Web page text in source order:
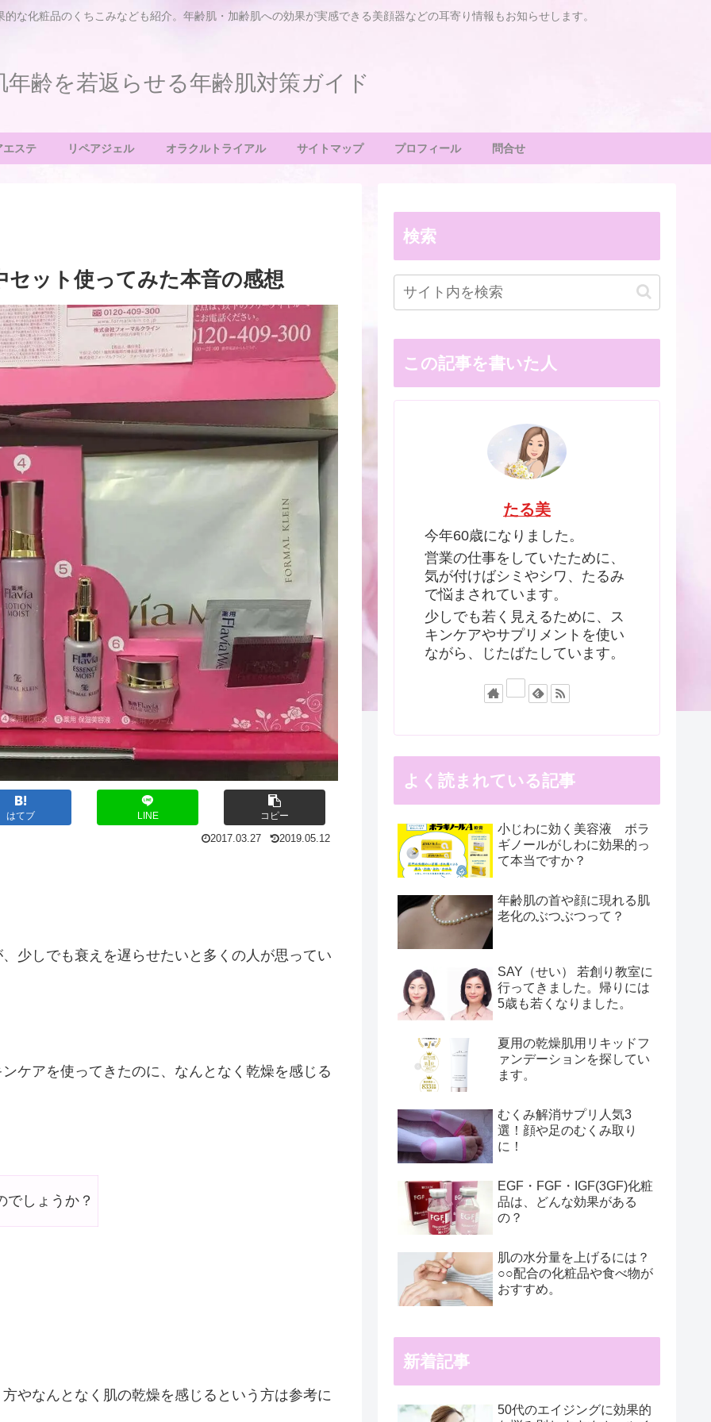
な化粧品のくちこみなども紹介。年齢肌・加齢肌への効果が実感できる美顔器などの耳寄り情報もお知らせします。
年齢を若返らせる年齢肌対策ガイド
エステ リペアジェル オラクルトライアル サイトマップ プロフィール 問合せ
ット使ってみた本音の感想
はてブ LINE コピー
2017.03.27 2019.05.12
少しでも衰えを遅らせたいと多くの人が思ってい
ケアを使ってきたのに、なんとなく乾燥を感じる
でしょうか？
やなんとなく肌の乾燥を感じるという方は参考に
検索
この記事を書いた人
たる美
今年60歳になりました。
営業の仕事をしていたために、
気が付けばシミやシワ、たるみ
で悩まされています。
少しでも若く見えるために、ス
キンケアやサプリメントを使い
ながら、じたばたしています。
よく読まれている記事
小じわに効く美容液 ボラ
ギノールがしわに効果的っ
て本当ですか？
年齢肌の首や顔に現れる肌
老化のぶつぶつって？
SAY（せい） 若創り教室に
行ってきました。帰りには
5歳も若くなりました。
夏用の乾燥肌用リキッドフ
ァンデーションを探してい
ます。
むくみ解消サプリ人気3
選！顔や足のむくみ取り
に！
EGF・FGF・IGF(3GF)化粧
品は、どんな効果がある
の？
肌の水分量を上げるには？
○○配合の化粧品や食べ物が
おすすめ。
新着記事
50代のエイジングに効果的